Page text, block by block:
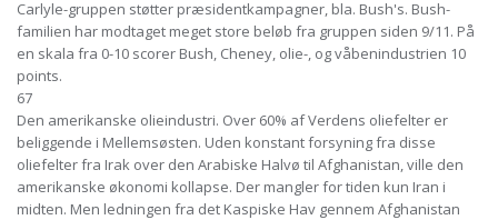
Carlyle-gruppen støtter præsidentkampagner, bla. Bush's. Bush-
familien har modtaget meget store beløb fra gruppen siden 9/11. På
en skala fra 0-10 scorer Bush, Cheney, olie-, og våbenindustrien 10
points.
67
Den amerikanske olieindustri. Over 60% af Verdens oliefelter er
beliggende i Mellemsøsten. Uden konstant forsyning fra disse
oliefelter fra Irak over den Arabiske Halvø til Afghanistan, ville den
amerikanske økonomi kollapse. Der mangler for tiden kun Iran i
midten. Men ledningen fra det Kaspiske Hav gennem Afghanistan